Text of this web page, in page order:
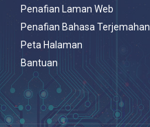
Penafian Laman Web
Penafian Bahasa Terjemahan
Peta Halaman
Bantuan